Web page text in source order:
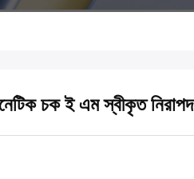
চক ই এম স্বীকৃত নিরাপদ